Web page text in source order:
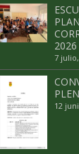
PLAN
2026
7
12